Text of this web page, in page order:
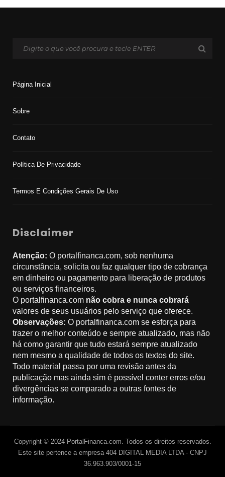
Página Inicial
Sobre
Contato
Política De Privacidade
Termos E Condições Gerais De Uso
Disclaimer
Atenção: O portalfinanca.com, sob nenhuma
circunstância, solicita ou faz qualquer tipo de cobrança
em dinheiro ou pagamento para liberação de produtos
ou serviços financeiros.
O portalfinanca.com não cobra e nunca cobrará
valores de seus usuários pelo serviço que oferece.
Observações: O portalfinanca.com se esforça para
trazer o melhor conteúdo e sempre atualizado, mas não
há como garantir que tudo estará sempre atualizado
nem mesmo a qualidade de todos os textos do site.
Todo material passa por uma revisão antes da
publicação mas ainda sim é possível conter erros e/ou
divergências se comparado a outras fontes de
informação.
Copyright © 2024 PortalFinanca.com. Todos os direitos reservados.
Este site pertence a empresa 404 DIGITAL MEDIA LTDA - CNPJ
36.963.903/0001-15